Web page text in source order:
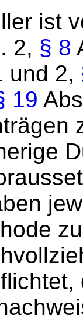
ist
2, § 8
und 2,
19